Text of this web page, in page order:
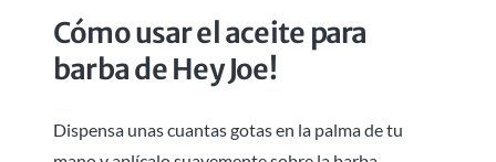
Cómo usar el aceite para
barba de Hey Joe!
Dispensa unas cuantas gotas en la palma de tu